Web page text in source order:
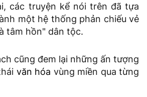
các truyện kể nói trên đã tựa
một hệ thống phản chiếu vẻ
tâm hồn" dân tộc.
cũng đem lại những ấn tượng
văn hóa vùng miền qua từng